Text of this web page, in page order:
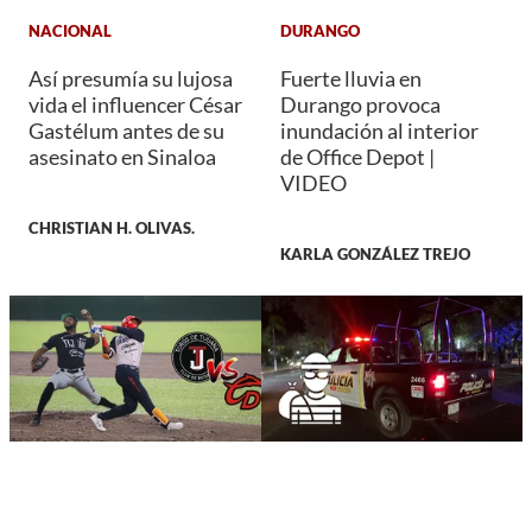
NACIONAL
Así presumía su lujosa
vida el influencer César
Gastélum antes de su
asesinato en Sinaloa
CHRISTIAN H. OLIVAS.
DURANGO
Fuerte lluvia en
Durango provoca
inundación al interior
de Office Depot |
VIDEO
KARLA GONZÁLEZ TREJO